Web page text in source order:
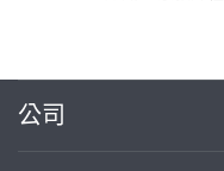
公司繼續完成